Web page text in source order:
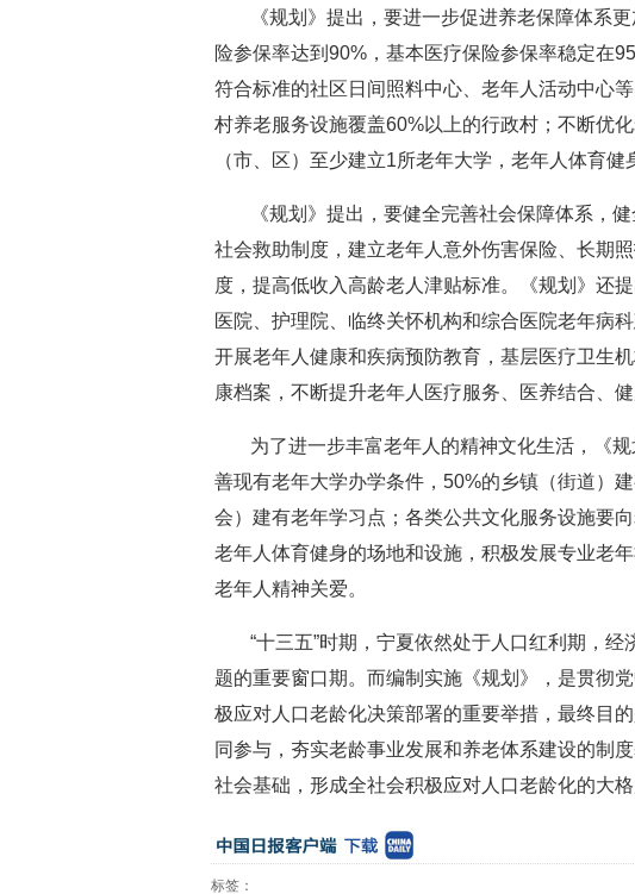
《规划》提出，要进一步促进养老保障体系
险参保率达到90%，基本医疗保险参保率稳定在
符合标准的社区日间照料中心、老年人活动中心
村养老服务设施覆盖60%以上的行政村；不断优
（市、区）至少建立1所老年大学，老年人体育健
《规划》提出，要健全完善社会保障体系，
社会救助制度，建立老年人意外伤害保险、长期
度，提高低收入高龄老人津贴标准。《规划》还
医院、护理院、临终关怀机构和综合医院老年病
开展老年人健康和疾病预防教育，基层医疗卫生
康档案，不断提升老年人医疗服务、医养结合、
为了进一步丰富老年人的精神文化生活，《
善现有老年大学办学条件，50%的乡镇（街道）
会）建有老年学习点；各类公共文化服务设施要
老年人体育健身的场地和设施，积极发展专业老
老年人精神关爱。
“十三五”时期，宁夏依然处于人口红利期，
题的重要窗口期。而编制实施《规划》，是贯彻
极应对人口老龄化决策部署的重要举措，最终目
同参与，夯实老龄事业发展和养老体系建设的制
社会基础，形成全社会积极应对人口老龄化的大
标签：